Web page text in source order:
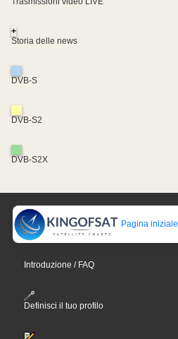
+
Storia delle news
DVB-S
DVB-S2
DVB-S2X
Pagina iniziale
Introduzione / FAQ
Definisci il tuo profilo